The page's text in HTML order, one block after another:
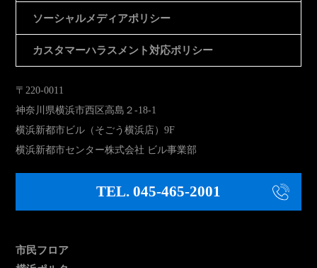
ソーシャルメディアポリシー
カスタマーハラスメント対応ポリシー
〒220-0011
神奈川県横浜市西区高島２-18-1
横浜新都市ビル（そごう横浜店）9F
横浜新都市センター株式会社 ビル事業部
TEL. 045-465-2001
市民フロア